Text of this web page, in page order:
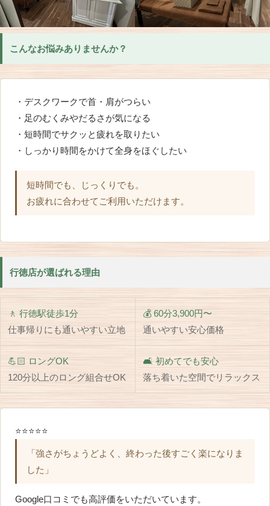
こんなお悩みありませんか？
・デスクワークで首・肩がつらい
・足のむくみやだるさが気になる
・短時間でサクッと疲れを取りたい
・しっかり時間をかけて全身をほぐしたい
短時間でも、じっくりでも。
お疲れに合わせてご利用いただけます。
行徳店が選ばれる理由
🚶 行徳駅徒歩1分
仕事帰りにも通いやすい立地
💰 60分3,900円〜
通いやすい安心価格
💪🏻 ロングOK
120分以上のロング組合せOK
🛋️ 初めてでも安心
落ち着いた空間でリラックス
⭐⭐⭐⭐⭐
「強さがちょうどよく、終わった後すごく楽になりま
した」
Google口コミでも高評価をいただいています。